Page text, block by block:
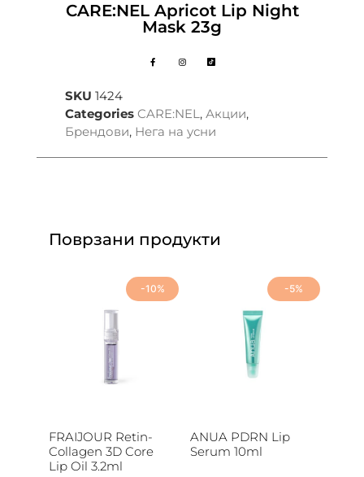
CARE:NEL Apricot Lip Night
Mask 23g
SKU 1424
Categories CARE:NEL, Акции,
Брендови, Нега на усни
Поврзани продукти
-10%
FRAIJOUR Retin-
Collagen 3D Core
Lip Oil 3.2ml
-5%
ANUA PDRN Lip
Serum 10ml